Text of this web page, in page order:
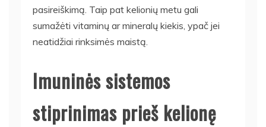
pasireiškimą. Taip pat kelionių metu gali
sumažėti vitaminų ar mineralų kiekis, ypač jei
neatidžiai rinksimės maistą.
Imuninės sistemos
stiprinimas prieš kelionę